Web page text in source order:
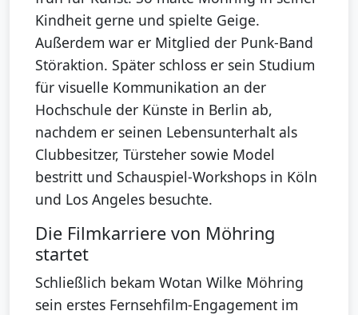
Kindheit gerne und spielte Geige.
Außerdem war er Mitglied der Punk-Band
Störaktion. Später schloss er sein Studium
für visuelle Kommunikation an der
Hochschule der Künste in Berlin ab,
nachdem er seinen Lebensunterhalt als
Clubbesitzer, Türsteher sowie Model
bestritt und Schauspiel-Workshops in Köln
und Los Angeles besuchte.
Die Filmkarriere von Möhring
startet
Schließlich bekam Wotan Wilke Möhring
sein erstes Fernsehfilm-Engagement im